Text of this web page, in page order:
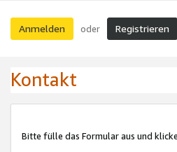
Anmelden oder Registrieren
Kontakt
Bitte fülle das Formular aus und